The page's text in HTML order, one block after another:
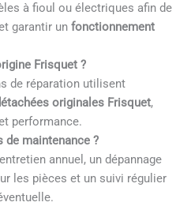
à fioul ou électriques afin de
garantir unfonctionnement
Frisquet ?
de réparation utilisent
originales Frisquet,
performance.
de maintenance ?
annuel, un dépannage
les pièces et un suivi régulier